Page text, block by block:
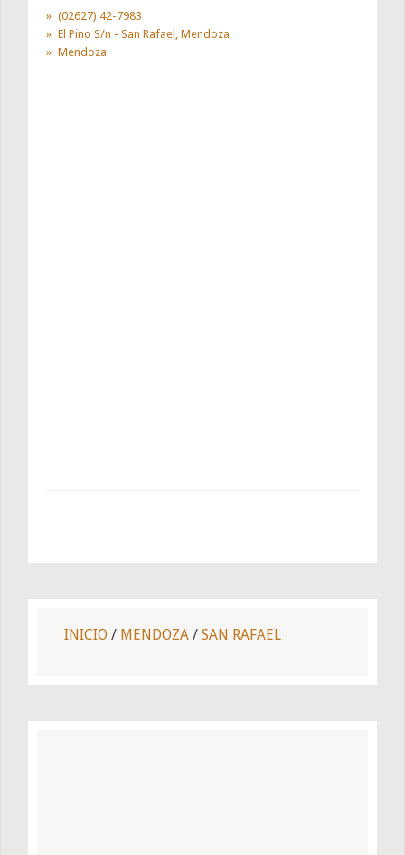
(02627) 42-7983
El Pino S/n - San Rafael, Mendoza
Mendoza
INICIO / MENDOZA / SAN RAFAEL